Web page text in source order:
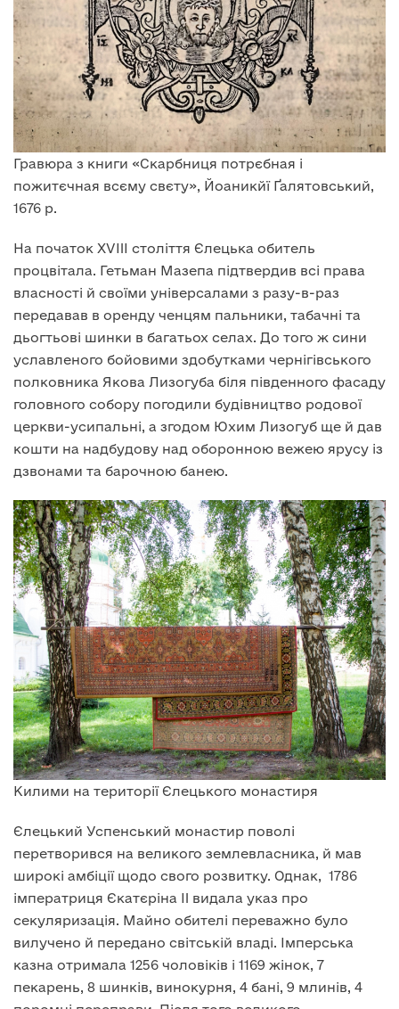
Гравюра з книги «Скарбниця потрєбная і
пожитєчная всєму свєту», Йоаникйї Ґалятовський,
1676 р.
На початок XVIII століття Єлецька обитель
процвітала. Гетьман Мазепа підтвердив всі права
власності й своїми універсалами з разу-в-раз
передавав в оренду ченцям пальники, табачні та
дьогтьові шинки в багатьох селах. До того ж сини
уславленого бойовими здобутками чернігівського
полковника Якова Лизогуба біля південного фасаду
головного собору погодили будівництво родової
церкви-усипальні, а згодом Юхим Лизогуб ще й дав
кошти на надбудову над оборонною вежею ярусу із
дзвонами та барочною банею.
Килими на території Єлецького монастиря
Єлецький Успенський монастир поволі
перетворився на великого землевласника, й мав
широкі амбіції щодо свого розвитку. Однак, 1786
імператриця Єкатєріна II видала указ про
секуляризація. Майно обителі переважно було
вилучено й передано світській владі. Імперська
казна отримала 1256 чоловіків і 1169 жінок, 7
пекарень, 8 шинків, винокурня, 4 бані, 9 млинів, 4